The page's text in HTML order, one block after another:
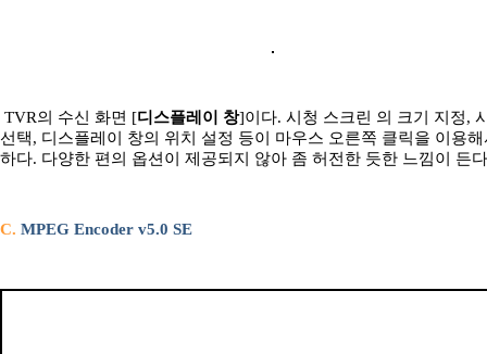
TVR의 수신 화면 [디스플레이 창]이다. 시청 스크린 의 크기 지정,
선택, 디스플레이 창의 위치 설정 등이 마우스 오른쪽 클릭을 이용
하다. 다양한 편의 옵션이 제공되지 않아 좀 허전한 듯한 느낌이 든
C. MPEG Encoder v5.0 SE